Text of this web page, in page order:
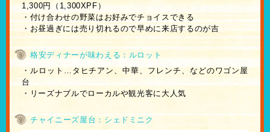
1,300円（1,300XPF）
・付け合わせの野菜はお好みでチョイスできる
・お昼過ぎには売り切れるので早めに来店するのが吉
格安ディナーが味わえる：ルロット
・ルロット…タヒチアン、中華、フレンチ、などのワゴン屋
台
・リーズナブルでローカルや観光客に大人気
チャイニーズ屋台：シェドミニク